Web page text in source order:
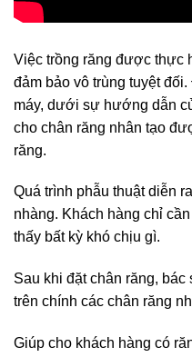
Việc trồng răng được thực
đảm bảo vô trùng tuyệt
máy, dưới sự hướng dẫn
cho chân răng nhân tạo
răng.
Quá trình phẫu thuật diễn
nhàng. Khách hàng chỉ
thấy bất kỳ khó chịu gì.
Sau khi đặt chân răng,
trên chính các chân răng
Giúp cho khách hàng có